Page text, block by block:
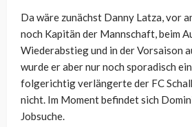
Da wäre zunächst Danny Latza, vor
noch Kapitän der Mannschaft, beim
Wiederabstieg und in der Vorsaison
wurde er aber nur noch sporadisch
folgerichtig verlängerte der FC
nicht. Im Moment befindet sich
Jobsuche.